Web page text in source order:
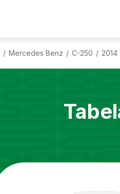
/ Mercedes Benz / C-250 / 2014